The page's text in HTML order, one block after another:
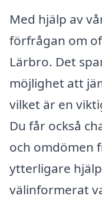
Med hjälp av
förfrågan om
Lärbro. Det
möjlighet att
vilket är en
Du får också
och omdömen
ytterligare
välinformerat